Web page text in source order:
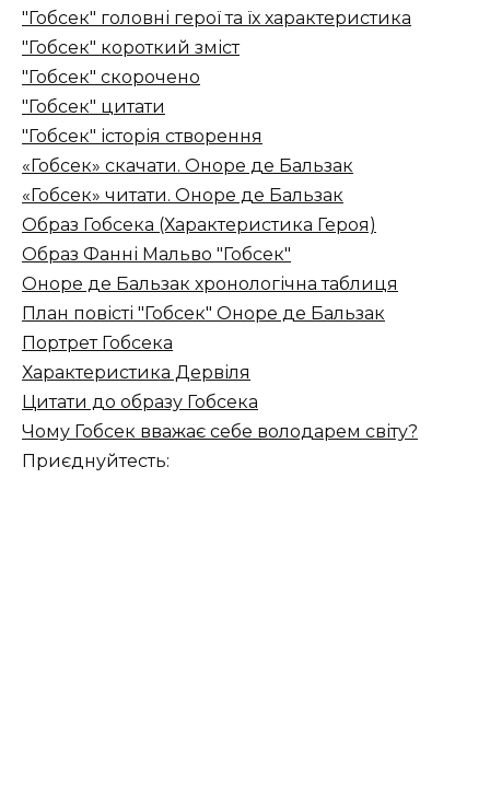
"Гобсек" головні герої та їх характеристика
"Гобсек" короткий зміст
"Гобсек" скорочено
"Гобсек" цитати
"Гобсек" історія створення
«Гобсек» скачати. Оноре де Бальзак
«Гобсек» читати. Оноре де Бальзак
Образ Гобсека (Характеристика Героя)
Образ Фанні Мальво "Гобсек"
Оноре де Бальзак хронологічна таблиця
План повісті "Гобсек" Оноре де Бальзак
Портрет Гобсека
Характеристика Дервіля
Цитати до образу Гобсека
Чому Гобсек вважає себе володарем світу?
Приєднуйтесть: